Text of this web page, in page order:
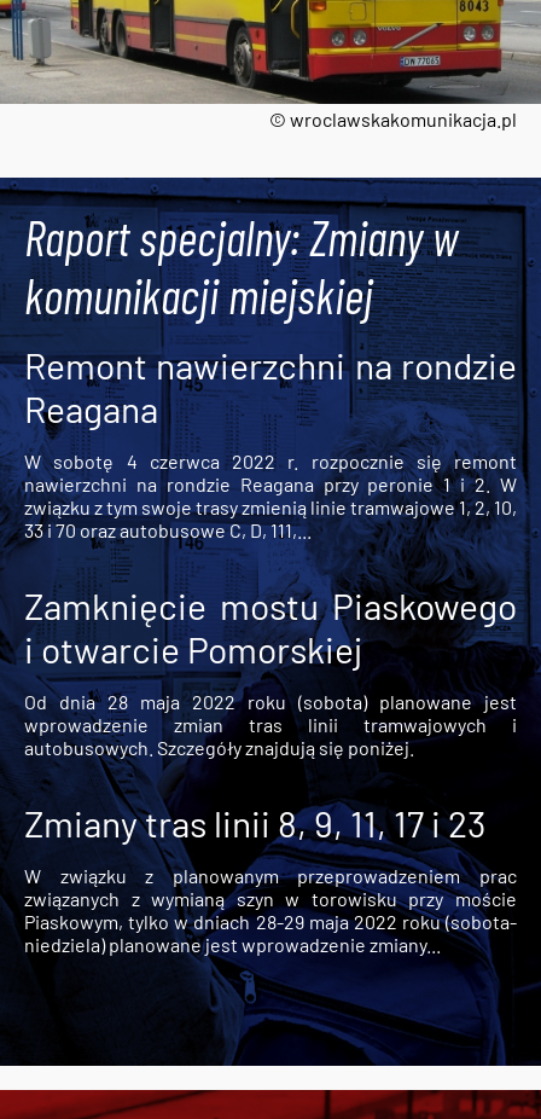
© wroclawskakomunikacja.pl
Raport specjalny: Zmiany w
komunikacji miejskiej
Remont nawierzchni na rondzie
Reagana
W sobotę 4 czerwca 2022 r. rozpocznie się remont
nawierzchni na rondzie Reagana przy peronie 1 i 2. W
związku z tym swoje trasy zmienią linie tramwajowe 1, 2, 10,
33 i 70 oraz autobusowe C, D, 111,...
Zamknięcie mostu Piaskowego
i otwarcie Pomorskiej
Od dnia 28 maja 2022 roku (sobota) planowane jest
wprowadzenie zmian tras linii tramwajowych i
autobusowych. Szczegóły znajdują się poniżej.
Zmiany tras linii 8, 9, 11, 17 i 23
W związku z planowanym przeprowadzeniem prac
związanych z wymianą szyn w torowisku przy moście
Piaskowym, tylko w dniach 28-29 maja 2022 roku (sobota-
niedziela) planowane jest wprowadzenie zmiany...